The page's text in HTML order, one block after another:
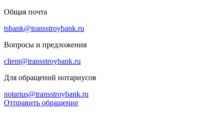
Общая почта
tsbank@transstroybank.ru
Вопросы и предложения
client@transstroybank.ru
Для обращений нотариусов
notarius@transstroybank.ru
Отправить обращение